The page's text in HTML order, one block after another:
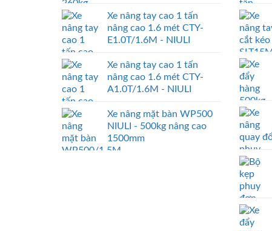
Xe nâng tay cao 1 tấn
nâng cao 1.6 mét CTY-
E1.0T/1.6M - NIULI
Xe nâng tay cao 1 tấn
nâng cao 1.6 mét CTY-
A1.0T/1.6M - NIULI
Xe nâng mặt bàn WP500
NIULI - 500kg nâng cao
1500mm